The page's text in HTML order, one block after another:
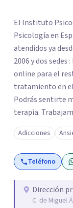
El Instituto
Psicología en
atendidos ya
2006 y dos
online para el resto del
tratamiento en
Podrás sentirte
terapia.
terapia te
tus objetivos.
terapia de
problemas
además con un
trabajo de
Adicciones
Teléfono
Dirección
C. de Miguel